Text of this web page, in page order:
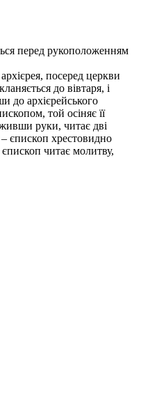
перед рукоположенням
посеред церкви
до вівтаря, і
до архієрейського
той осіняє її
руки, читає дві
єпископ хрестовидно
читає молитву,